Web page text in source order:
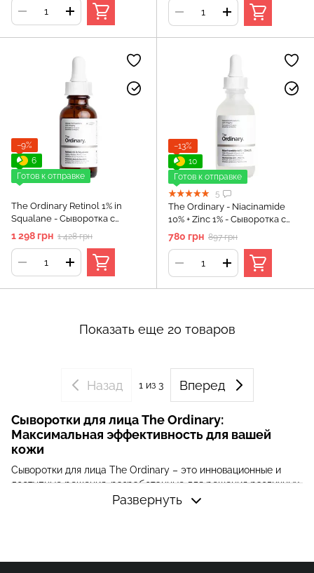
−9%
6
Готов к отправке
The Ordinary Retinol 1% in
Squalane - Сыворотка с
ретинолом 1% в сквалане - 30
1 298 грн 1 428 грн
−13%
10
Готов к отправке
5
The Ordinary - Niacinamide
10% + Zinc 1% - Сыворотка с
витамином B3 и цинком - 60
мл
780 грн 897 грн
Показать еще 20 товаров
Назад 1из 3 Вперед
Сыворотки для лица The Ordinary:
Максимальная эффективность для вашей
кожи
Сыворотки для лица The Ordinary – это инновационные и
доступные решения, разработанные для решения различных
проблем кожи. Независимо от того, хотите ли вы увлажнить
Развернуть